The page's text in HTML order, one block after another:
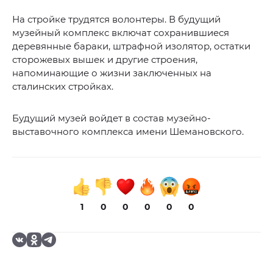
На стройке трудятся волонтеры. В будущий
музейный комплекс включат сохранившиеся
деревянные бараки, штрафной изолятор, остатки
сторожевых вышек и другие строения,
напоминающие о жизни заключенных на
сталинских стройках.
Будущий музей войдет в состав музейно-
выставочного комплекса имени Шемановского.
1 0 0 0 0 0